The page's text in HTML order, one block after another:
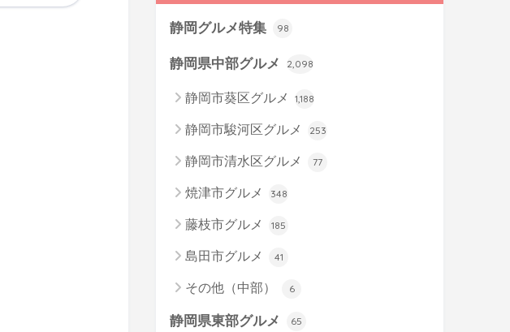
静岡グルメ特集 98
静岡県中部グルメ 2,098
静岡市葵区グルメ 1,188
静岡市駿河区グルメ 253
静岡市清水区グルメ 77
焼津市グルメ 348
藤枝市グルメ 185
島田市グルメ 41
その他（中部） 6
静岡県東部グルメ 65